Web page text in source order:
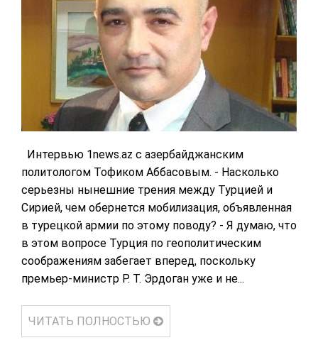
Интервью 1news.az с азербайджанским
политологом Тофиком Аббасовым. - Насколько
серьезны нынешние трения между Турцией и
Сирией, чем обернется мобилизация, объявленная
в турецкой армии по этому поводу? - Я думаю, что
в этом вопросе Турция по геополитическим
соображениям забегает вперед, поскольку
премьер-министр Р. Т. Эрдоган уже и не...
ЧИТАТЬ ПОЛНОСТЬЮ